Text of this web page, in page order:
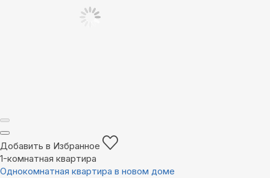
Добавить в Избранное
1-комнатная квартира
Однокомнатная квартира в новом доме